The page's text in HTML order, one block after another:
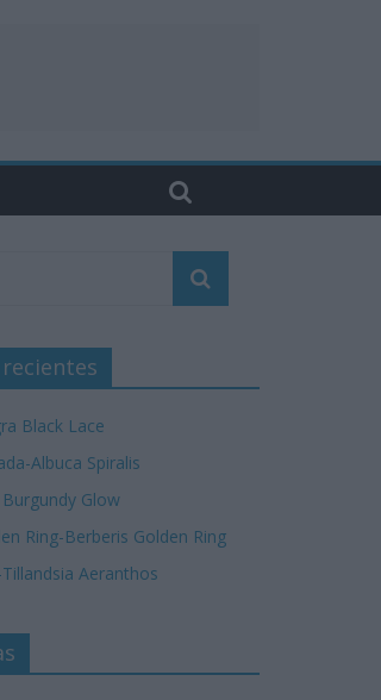
Black Lace
Albuca Spiralis
Glow
Ring-Berberis Golden Ring
Aeranthos